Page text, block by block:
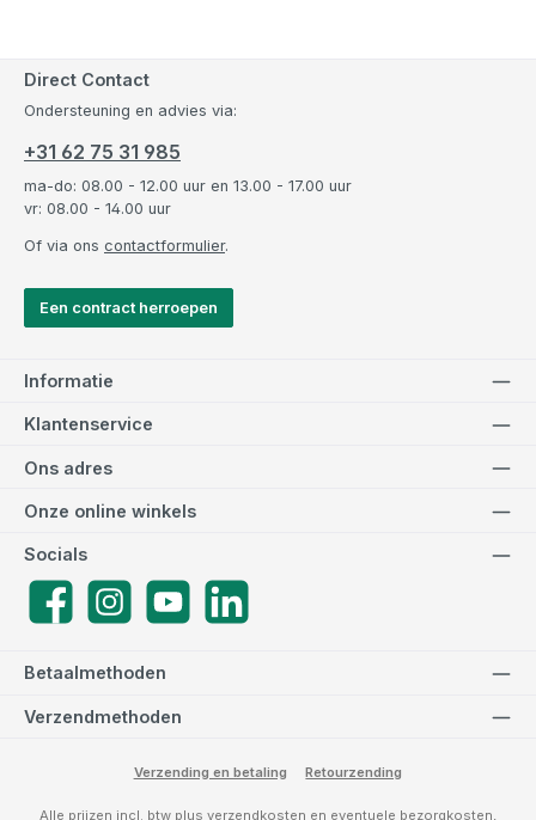
Direct Contact
Ondersteuning en advies via:
+31 62 75 31 985
ma-do: 08.00 - 12.00 uur en 13.00 - 17.00 uur
vr: 08.00 - 14.00 uur
Of via ons contactformulier.
Een contract herroepen
Informatie
Klantenservice
Betaalmethoden
Verzendmethoden
Ons adres
Socials
FacebookInstagramYouTube
Onze online winkels
Verzending en betaling Retourzending
Alle prijzen incl. btw plus verzendkosten en eventuele bezorgkosten,